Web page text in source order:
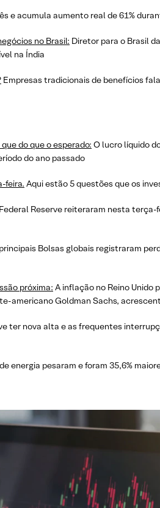
e acumula aumento real de 61%
no Brasil: Diretor para o Brasil
na Índia
Empresas tradicionais de benefícios
do que o esperado: O lucro líquido
do ano passado
feira. Aqui estão 5 questões que os
Reserve reiteraram nesta terça-
Bolsas globais registraram
próxima: A inflação no Reino Unido
americano Goldman Sachs,
ter nova alta e as frequentes
energia pesaram e foram 35,6%